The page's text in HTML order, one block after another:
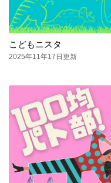
こどもニスタ
2025年11年17日更新